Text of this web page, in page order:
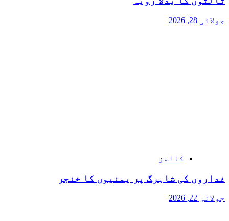
جولائی 28, 2026
کالمز
غداروں کی شاہرگ پر یمنیوں کا خنجر
جولائی 22, 2026